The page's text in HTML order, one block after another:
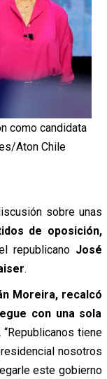
como candidata
Aton Chile
sobre unas
de oposición,
republicanoJosé
.
Moreira, recalcó
con una sola
tiene
nosotros
este gobierno